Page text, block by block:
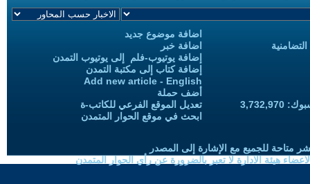
اضافة موضوع جديد
اضافة خبر
إضافة يوتيوب-فلم إلى يوتيوب التمدن
إضافة كتاب إلى مكتبة التمدن
Add new article - English
أضف حملة
تعديل الموقع الفرعي للكاتب-ة
ابحث في موقع الحوار المتمدن
متاحة للجميع مع الإشارة إلى المصدر
هيئة الادارة لا تعبر بالضرورة عن رأي الحوار المتمدن